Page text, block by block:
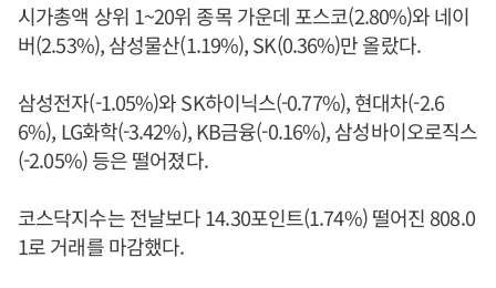
시가총액 상위 1~20위 종목 가운데 포스코(2.80%)와 네이
버(2.53%), 삼성물산(1.19%), SK(0.36%)만 올랐다.
삼성전자(-1.05%)와 SK하이닉스(-0.77%), 현대차(-2.6
6%), LG화학(-3.42%), KB금융(-0.16%), 삼성바이오로직스
(-2.05%) 등은 떨어졌다.
코스닥지수는 전날보다 14.30포인트(1.74%) 떨어진 808.0
1로 거래를 마감했다.